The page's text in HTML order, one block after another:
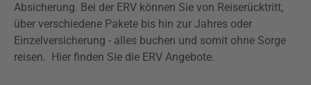
Absicherung. Bei der ERV können Sie von Reiserücktritt,
über verschiedene Pakete bis hin zur Jahres oder
Einzelversicherung - alles buchen und somit ohne Sorge
reisen. Hier finden Sie die ERV Angebote.